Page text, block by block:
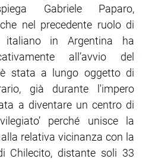
Gabriele Paparo,
nel precedente ruolo di
italiano in Argentina ha
all’avvio del
stata a lungo oggetto di
già durante l'impero
a diventare un centro di
perché unisce la
relativa vicinanza con la
Chilecito, distante soli 33